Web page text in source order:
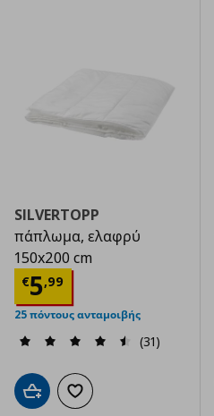
SILVERTOPP
πάπλωμα, ελαφρύ
150x200 cm
€5,99
Τρέχουσα τιμή
25 πόντους ανταμοιβής
(31)
Προσθήκη στο καλάθι
Προσθήκη στα αγαπημένα